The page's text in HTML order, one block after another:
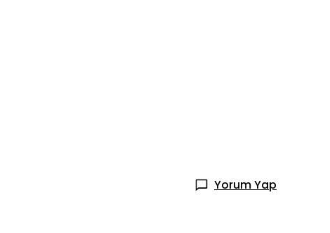
Yorum Yap